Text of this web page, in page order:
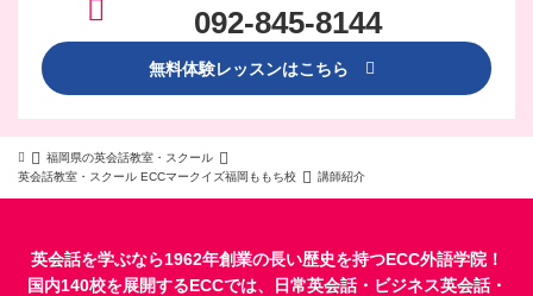
092-845-8144
無料体験レッスンはこちら
福岡県の英会話教室・スクール
英会話教室・スクール ECCマークイズ福岡ももち校
講師紹介
英会話を学ぶなら1962年創業の長い歴史を持つECC外語学院！
国内140校を展開するECCでは、
日常英会話・ ビジネス英会話・